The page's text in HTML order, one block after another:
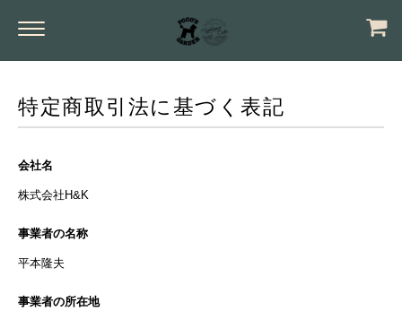
特定商取引法に基づく表記
会社名
株式会社H&K
事業者の名称
平本隆夫
事業者の所在地